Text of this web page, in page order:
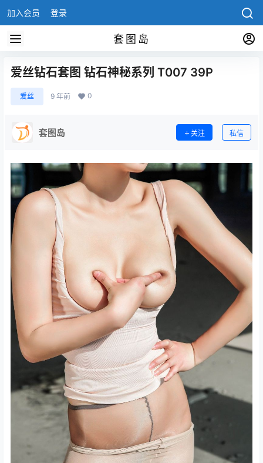
加入会员 登录
套图岛
爱丝钻石套图 钻石神秘系列 T007 39P
爱丝 9 年前 0
套图岛 关注 私信